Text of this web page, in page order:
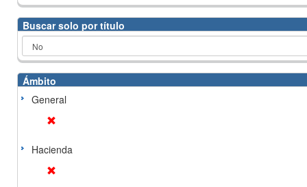
Buscar solo por título
Ámbito
General
Hacienda